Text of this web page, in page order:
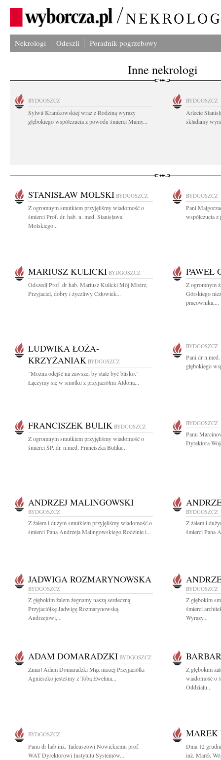
Nekrologi Odeszli Poradnik pogrzebowy
Inne nekrologi
BYDGOSZCZ
Sylwii Kramkowskiej wraz z Rodziną wyrazy
głębokiego współczucia z powodu śmierci Mamy...
BYDGOSZCZ
Arlecie
składamy
STANISŁAW MOLSKI BYDGOSZCZ
Z ogromnym smutkiem przyjęliśmy wiadomość o
śmierci Prof. dr. hab. n. med. Stanisława
Molskiego...
BYDGOSZCZ
Pani
współczucia
MARIUSZ KULICKI BYDGOSZCZ
Odszedł Prof. dr hab. Mariusz Kulicki Mój Mistrz,
Przyjaciel, dobry i życzliwy Człowiek...
PAWEŁ
Z ogromnym
Górskiego
pracownika,...
LUDWIKA ŁOŻA-
KRZYŻANIAK BYDGOSZCZ
"Można odejść na zawsze, by stale być blisko."
Łączymy się w smutku z przyjaciółmi Aldoną...
BYDGOSZCZ
Pani dr
głębokiego
FRANCISZEK BULIK BYDGOSZCZ
Z ogromnym smutkiem przyjęliśmy wiadomość o
śmierci ŚP. dr. n.med. Franciszka Bulika...
BYDGOSZCZ
Panu
Dyrektora
ANDRZEJ MALINGOWSKI
BYDGOSZCZ
Z żalem i dużym smutkiem przyjęliśmy wiadomość o
śmierci Pana Andrzeja Malingowskiego Rodzinie i...
BYDGOSZCZ
Z żalem i
śmierci Pana
JADWIGA ROZMARYNOWSKA
BYDGOSZCZ
Z głębokim żalem żegnamy naszą serdeczną
Przyjaciółkę Jadwigę Rozmarynowską
Andrzejowi,...
BYDGOSZCZ
Z głębokim
śmierci
Wyrazy...
ADAM DOMARADZKI BYDGOSZCZ
Zmarł Adam Domaradzki Mąż naszej Przyjaciółki
Agnieszko jesteśmy z Tobą Ewelina...
Z głębokim
wiadomość o
Oddziału...
BYDGOSZCZ
Panu dr hab.inż. Tadeuszowi Nowickiemu prof.
WAT Dyrektorowi Instytutu Systemów...
MAREK
Dnia 12
inż. Marek